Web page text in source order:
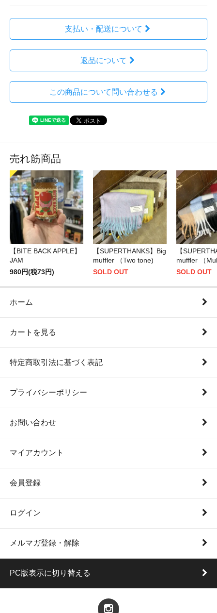
支払い・配送について
返品について
この商品について問い合わせる
売れ筋商品
【BITE BACK APPLE】
JAM
980円(税73円)
【SUPERTHANKS】Big
muffler （Two tone)
SOLD OUT
【
muffler （
SOLD OUT
ホーム
カートを見る
特定商取引法に基づく表記
プライバシーポリシー
お問い合わせ
マイアカウント
会員登録
ログイン
メルマガ登録・解除
PC版表示に切り替える